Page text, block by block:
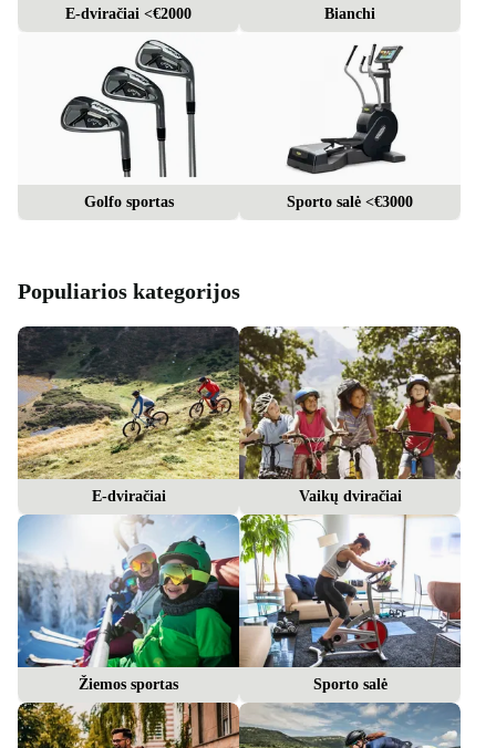
E-dviračiai <€2000 Bianchi
Golfo sportas Sporto salė <€3000
Populiarios kategorijos
E-dviračiai Vaikų dviračiai
Žiemos sportas Sporto salė